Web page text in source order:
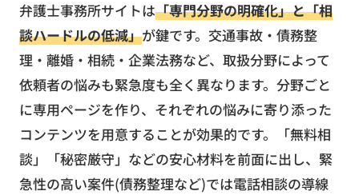
弁護士事務所サイトは「専門分野の明確化」と「相
談ハードルの低減」が鍵です。交通事故・債務整
理・離婚・相続・企業法務など、取扱分野によって
依頼者の悩みも緊急度も全く異なります。分野ごと
に専用ページを作り、それぞれの悩みに寄り添った
コンテンツを用意することが効果的です。「無料相
談」「秘密厳守」などの安心材料を前面に出し、緊
急性の高い案件(債務整理など)では電話相談の導線